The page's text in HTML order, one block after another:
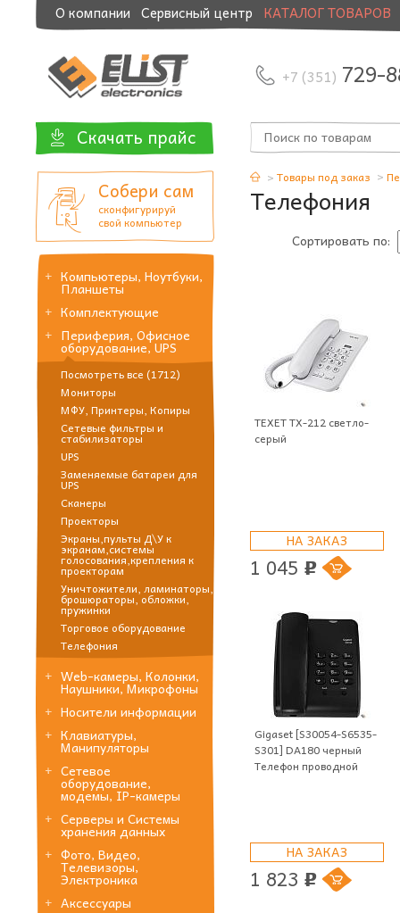
О компании Сервисный центр КАТАЛОГ ТОВАРОВ
+7 (351) 729-
Скачать прайс
Собери сам
сконфигурируй
свой компьютер
Компьютеры, Ноутбуки,
Планшеты
Комплектующие
Периферия, Офисное
оборудование, UPS
Посмотреть все (1712)
Мониторы
МФУ, Принтеры, Копиры
Сетевые фильтры и
стабилизаторы
UPS
Заменяемые батареи для
UPS
Сканеры
Проекторы
Экраны,пульты Д\У к
экранам,системы
голосования,крепления к
проекторам
Уничтожители, ламинаторы,
брошюраторы, обложки,
пружинки
Торговое оборудование
Телефония
Web-камеры, Колонки,
Наушники, Микрофоны
Носители информации
Клавиатуры,
Манипуляторы
Сетевое
оборудование,
модемы, IP-камеры
Серверы и Системы
хранения данных
Фото, Видео,
Телевизоры,
Электроника
Аксессуары
Товары под заказ
Телефония
Сортировать по:
TEXET ТХ-212 светло-
серый
НА ЗАКАЗ
1 045 p
Gigaset [S30054-S6535-
S301] DA180 черный
Телефон проводной
НА ЗАКАЗ
1 823 p